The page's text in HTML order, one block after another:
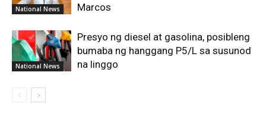
National News
Marcos
National News
Presyo ng diesel at gasolina, posibleng
bumaba ng hanggang P5/L sa susunod
na linggo